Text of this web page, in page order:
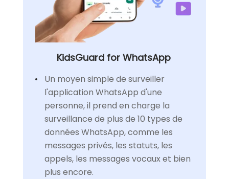
KidsGuard for WhatsApp
Un moyen simple de surveiller
l'application WhatsApp d'une
personne, il prend en charge la
surveillance de plus de 10 types de
données WhatsApp, comme les
messages privés, les statuts, les
appels, les messages vocaux et bien
plus encore.